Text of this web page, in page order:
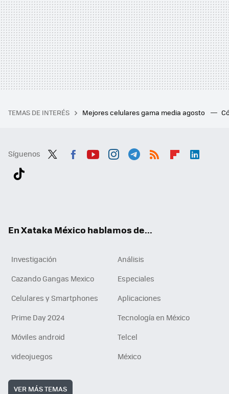
TEMAS DE INTERÉS Mejores celulares gama media agosto
Síguenos
En Xataka México hablamos de...
Investigación
Análisis
Cazando Gangas Mexico
Especiales
Celulares y Smartphones
Aplicaciones
Prime Day 2024
Tecnología en México
Móviles android
Telcel
videojuegos
México
VER MÁS TEMAS